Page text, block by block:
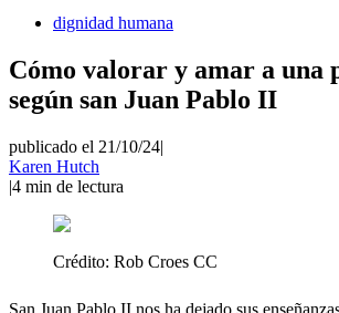
dignidad humana
Cómo valorar y amar a una
según san Juan Pablo II
publicado el 21/10/24|
Karen Hutch
|4 min de lectura
Crédito: Rob Croes CC
San Juan Pablo II nos ha dejado sus